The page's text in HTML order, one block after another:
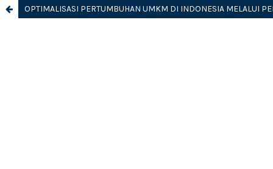
OPTIMALISASI PERTUMBUHAN UMKM DI INDONESIA MELALUI